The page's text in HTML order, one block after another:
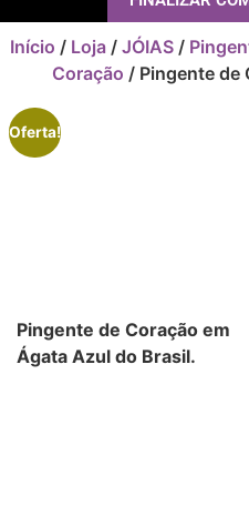
Início / Loja/ JÓIAS/
Coração / Pingente de
Oferta!
Pingente de Coração em
Ágata Azul do Brasil.